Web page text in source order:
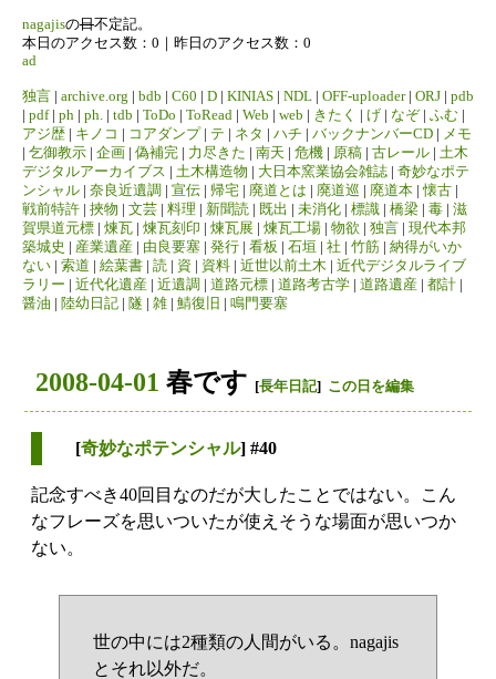
nagajisの日不定記。
本日のアクセス数：0｜昨日のアクセス数：0
ad
独言 | archive.org | bdb | C60 | D | KINIAS | NDL | OFF-uploader| ORJ | pdb
| pdf| ph | ph. | tdb | ToDo | ToRead | Web | web | きたく | げ | なぞ| ふむ |
アジ歴 | キノコ | コアダンプ| テ | ネタ | ハチ | バックナンバーCD | メモ
| 乞御教示 | 企画 | 偽補完 | 力尽きた | 南天 | 危機 | 原稿 | 古レール | 土木
デジタルアーカイブス | 土木構造物 | 大日本窯業協会雑誌 | 奇妙なポテ
ンシャル | 奈良近遺調 | 宣伝 | 帰宅 | 廃道とは | 廃道巡 | 廃道本 |懐古 |
戦前特許 | 挾物 | 文芸 | 料理 | 新聞読 | 既出 | 未消化 | 標識 | 橋梁 | 毒 | 滋
賀県道元標 | 煉瓦 | 煉瓦刻印 | 煉瓦展 | 煉瓦工場 | 物欲 | 独言 | 現代本邦
築城史 | 産業遺産 | 由良要塞 | 発行 | 看板 | 石垣 | 社 | 竹筋 | 納得がいか
ない | 索道 | 絵葉書 | 読 | 資 | 資料 | 近世以前土木 | 近代デジタルライブ
ラリー | 近代化遺産 | 近遺調 | 道路元標 | 道路考古学 | 道路遺産 | 都計 |
醤油 | 陸幼日記 | 隧 | 雑 | 鯖復旧 | 鳴門要塞
2008-04-01 春です [長年日記] この日を編集
[奇妙なポテンシャル] #40
記念すべき40回目なのだが大したことではない。こん
なフレーズを思いついたが使えそうな場面が思いつか
ない。
世の中には2種類の人間がいる。nagajis
とそれ以外だ。